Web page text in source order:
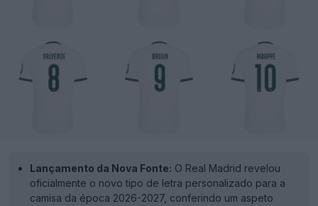
Lançamento da Nova Fonte: O Real Madrid revelou
oficialmente o novo tipo de letra personalizado para a
camisa da época 2026-2027, conferindo um aspeto